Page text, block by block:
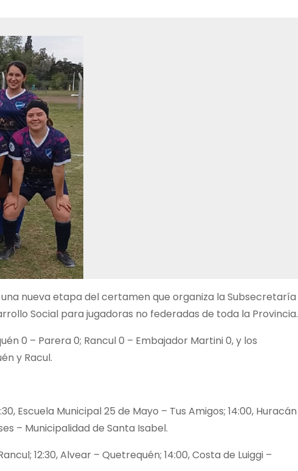
nueva etapa del certamen que organiza la Subsecretaría
Social para jugadoras no federadas de toda la Provincia.
0 – Parera 0; Rancul 0 – Embajador Martini 0, y los
y Racul.
Escuela Municipal 25 de Mayo – Tus Amigos; 14:00, Huracán
– Municipalidad de Santa Isabel.
12:30, Alvear – Quetrequén; 14:00, Costa de Luiggi –